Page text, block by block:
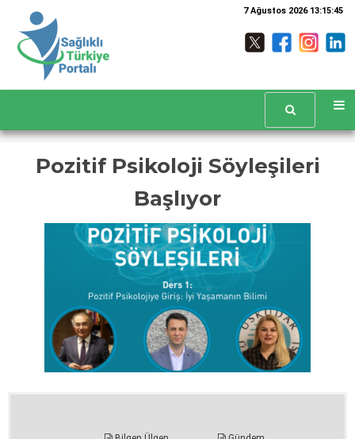
7 Ağustos 2026 13:15:46
Pozitif Psikoloji Söyleşileri
Başlıyor